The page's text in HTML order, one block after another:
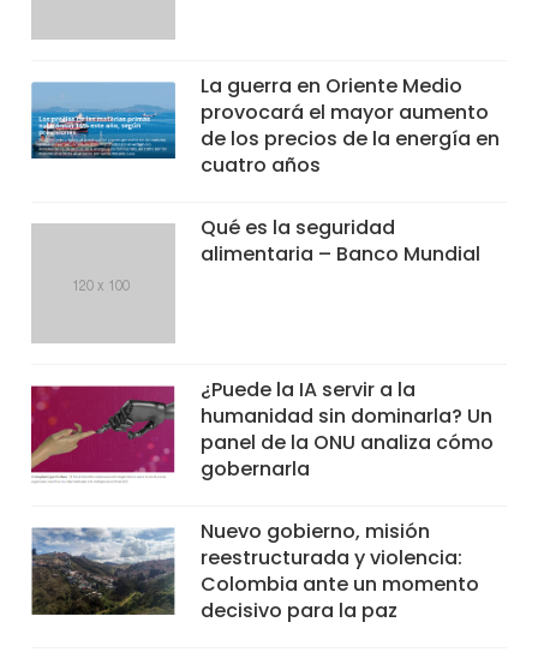
La guerra en Oriente Medio
provocará el mayor aumento
de los precios de la energía en
cuatro años
Qué es la seguridad
alimentaria – Banco Mundial
¿Puede la IA servir a la
humanidad sin dominarla? Un
panel de la ONU analiza cómo
gobernarla
Nuevo gobierno, misión
reestructurada y violencia:
Colombia ante un momento
decisivo para la paz